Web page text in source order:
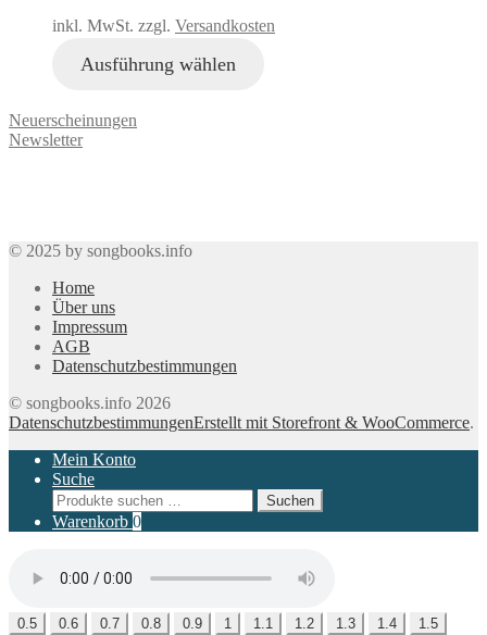
inkl. MwSt. zzgl. Versandkosten
Ausführung wählen
Neuerscheinungen
Newsletter
© 2025 by songbooks.info
Home
Über uns
Impressum
AGB
Datenschutzbestimmungen
© songbooks.info 2026
DatenschutzbestimmungenErstellt mit Storefront & WooCommerce.
Mein Konto
Suche
Suchen
nach:
Suchen
Warenkorb 0
0.5 0.6 0.7 0.8 0.9 1 1.1 1.2 1.3 1.4 1.5